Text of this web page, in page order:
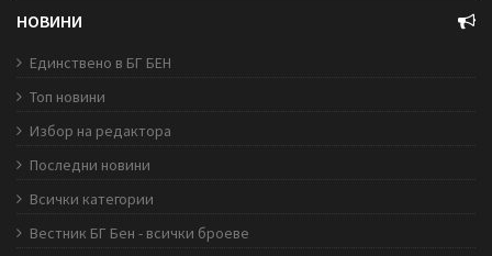
НОВИНИ
Единствено в БГ БЕН
Топ новини
Избор на редактора
Последни новини
Всички категории
Вестник БГ Бен - всички броеве